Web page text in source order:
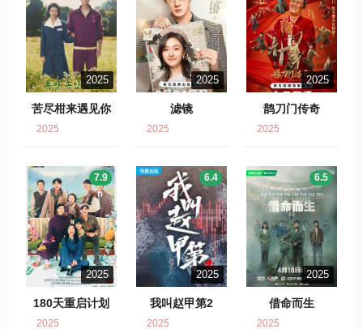
2025
苦尽柑来遇见你
2025
2025
滤镜
2025
2025
鹊刀门传奇
2025
2025
180天重启计划
7.9
2025
2025
我叫赵甲第2
6.4
2025
2025
借命而生
6.5
2025